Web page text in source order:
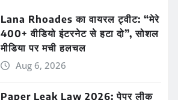
Lana Rhoades का वायरल ट्वीट: “मेरे
400+ वीडियो इंटरनेट से हटा दो”, सोशल
मीडिया पर मची हलचल
Aug 6, 2026
Paper Leak Law 2026: पेपर लीक